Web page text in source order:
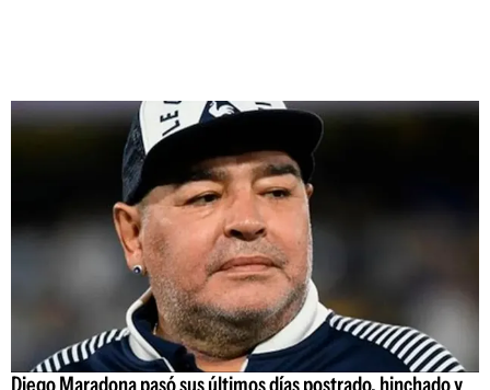
Diego Maradona pasó sus últimos días postrado, hinchado y